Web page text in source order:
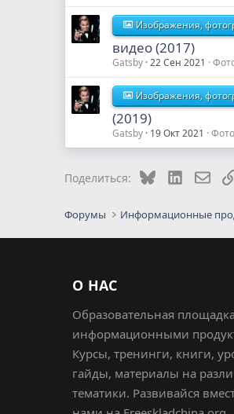
Изображения,
видео (2017)
Gatsby 22 Сен 2021
Изображения,
(2019)
Gatsby 19 Окт 2021
Поделиться: BlueskyLinkedIn
Форумы Информационные
О НАС
Образовательная
информационными
Курсы, тренинги, книги,
гайды, материалы на
тематики. Развивайся